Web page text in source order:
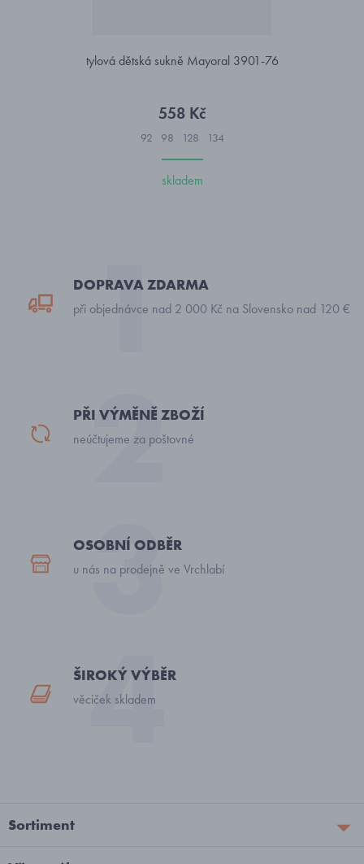
tylová dětská sukně Mayoral 3901-76
558 Kč
92 98 128 134
skladem
DOPRAVA ZDARMA
při objednávce nad 2 000 Kč na Slovensko nad 120 €
PŘI VÝMĚNĚ ZBOŽÍ
neúčtujeme za poštovné
OSOBNÍ ODBĚR
u nás na prodejně ve Vrchlabí
ŠIROKÝ VÝBĚR
věciček skladem
Sortiment